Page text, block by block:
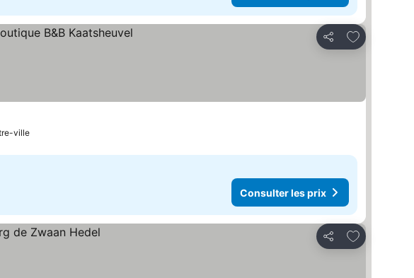
Partager
Ajouter à
ville
Consulter les prix
Partager
Ajouter à